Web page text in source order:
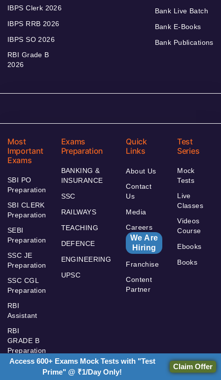
IBPS Clerk 2026
IBPS RRB 2026
IBPS SO 2026
RBI Grade B
2026
Bank Live Batch
Bank E-Books
Bank Publications
Most
Important
Exams
SBI PO
Preparation
SBI CLERK
Preparation
SEBI
Preparation
SSC JE
Preparation
SSC CGL
Preparation
RBI
Assistant
RBI
GRADE B
Preparation
Exams
Preparation
BANKING &
INSURANCE
SSC
RAILWAYS
TEACHING
DEFENCE
ENGINEERING
UPSC
Quick
Links
About Us
Contact
Us
Media
Careers
We Are
Hiring
Franchise
Content
Partner
Test
Series
Mock
Tests
Live
Classes
Videos
Course
Ebooks
Books
Access 600+ Exams Mock Tests with "Test
Prime" @ ₹1/Day Only!
Claim Offer